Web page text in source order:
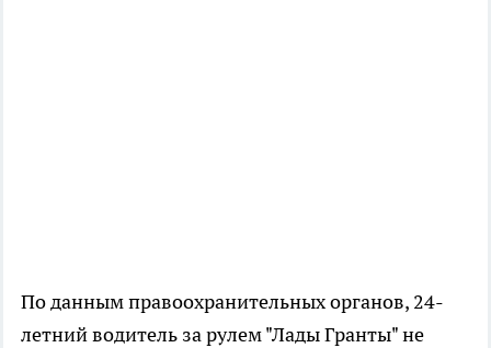
По данным правоохранительных органов, 24-
летний водитель за рулем "Лады Гранты" не